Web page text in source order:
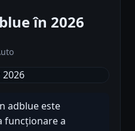
în 2026
adblue este
funcționare a